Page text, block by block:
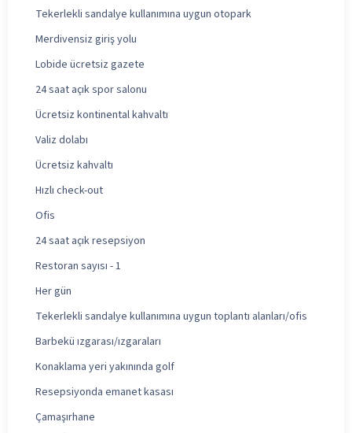
Tekerlekli sandalye kullanımına uygun otopark
Merdivensiz giriş yolu
Lobide ücretsiz gazete
24 saat açık spor salonu
Ücretsiz kontinental kahvaltı
Valiz dolabı
Ücretsiz kahvaltı
Hızlı check-out
Ofis
24 saat açık resepsiyon
Restoran sayısı - 1
Her gün
Tekerlekli sandalye kullanımına uygun toplantı alanları/ofis
Barbekü ızgarası/ızgaraları
Konaklama yeri yakınında golf
Resepsiyonda emanet kasası
Çamaşırhane